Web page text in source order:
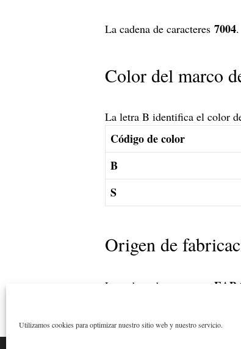
Utilizamos cookies para optimizar nuestro sitio web y nuestro servicio.
La cadena de caracteres 7004.
Color del marco
La letra B identifica el color
Código de color
B
S
Origen de
La cadena de caracteres EAP